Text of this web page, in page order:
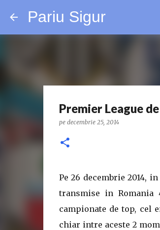
Pariu Sigur
Premier League
pe decembrie 25, 2014
Pe 26 decembrie 2014,
transmise in Romania
campionate de top, cel
chiar intre aceste 2